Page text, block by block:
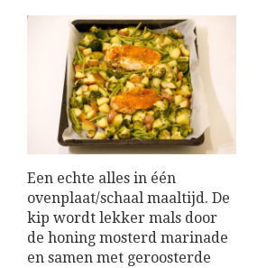
Een echte alles in één
ovenplaat/schaal maaltijd. De
kip wordt lekker mals door
de honing mosterd marinade
en samen met geroosterde